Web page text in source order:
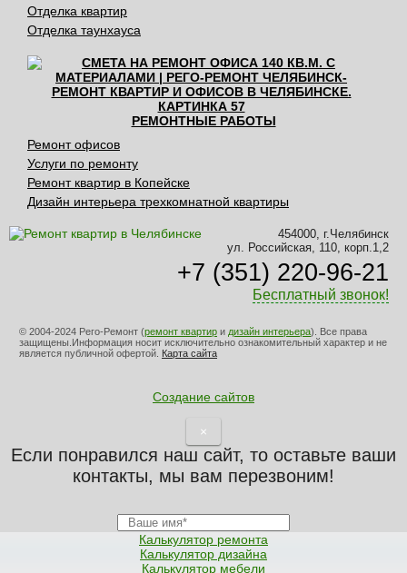
Отделка квартир
Отделка таунхауса
РЕМОНТНЫЕ РАБОТЫ
Ремонт офисов
Услуги по ремонту
Ремонт квартир в Копейске
Дизайн интерьера трехкомнатной квартиры
454000, г.Челябинск
ул. Российская, 110, корп.1,2
+7 (351) 220-96-21
Бесплатный звонок!
© 2004-2024 Рего-Ремонт (ремонт квартир и дизайн интерьера). Все права
защищены.Информация носит исключительно ознакомительный характер и не
является публичной офертой. Карта сайта
Создание сайтов
×
Если понравился наш сайт, то оставьте ваши
контакты, мы вам перезвоним!
Калькулятор ремонта
Калькулятор дизайна
Калькулятор мебели